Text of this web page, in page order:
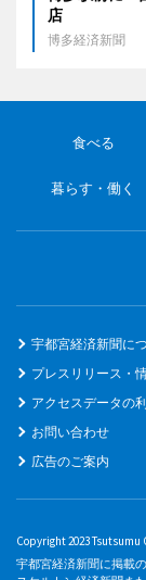
店
博多経済新聞
食べる
暮らす・働く
宇都宮経済新聞に
プレスリリース・
アクセスデータの
お問い合わせ
広告のご案内
Copyright 2023
宇都宮経済新聞に掲載